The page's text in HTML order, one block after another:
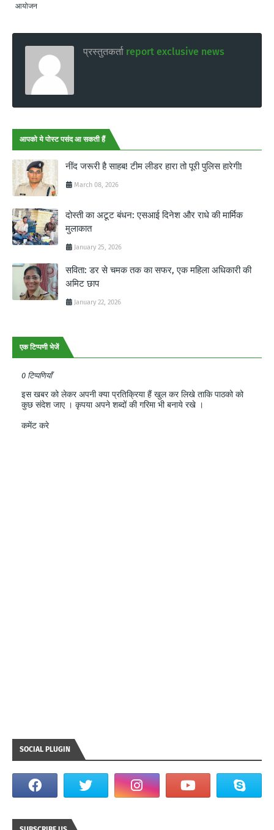
आयोजन
प्रस्तुतकर्ता report exclusive news
आपको ये पोस्ट पसंद आ सकती हैं
नींद जरूरी है साहब! टीम लीडर हारा तो पूरी पुलिस हारेगी!
March 08, 2026
दोस्ती का अटूट बंधन: एसआई दिनेश और राधे की मार्मिक
मुलाकात
January 25, 2026
सविता: डर से चमक तक का सफर, एक महिला अधिकारी की
अमिट छाप
January 22, 2026
एक टिप्पणी भेजें
0 टिप्पणियाँ
इस खबर को लेकर अपनी क्या प्रतिक्रिया हैं खुल कर लिखे ताकि पाठको को
कुछ संदेश जाए । कृपया अपने शब्दों की गरिमा भी बनाये रखे ।
कमेंट करे
SOCIAL PLUGIN